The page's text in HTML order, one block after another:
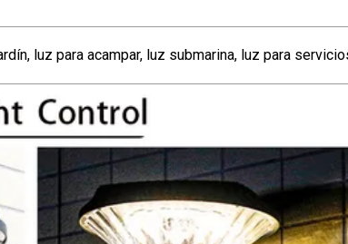
luz para acampar, luz submarina, luz para